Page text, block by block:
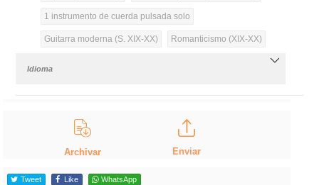
1 instrumento de cuerda pulsada solo
Guitarra moderna (S. XIX-XX) Romanticismo (XIX-XX)
Idioma
Archivar Enviar
Tweet Like WhatsApp